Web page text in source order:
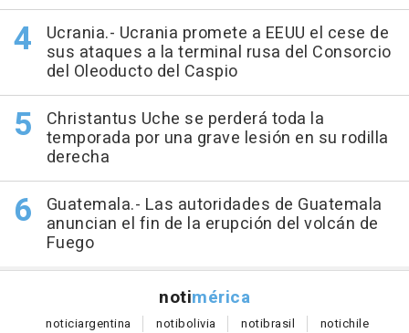
Ucrania.- Ucrania promete a EEUU el cese de
sus ataques a la terminal rusa del Consorcio
del Oleoducto del Caspio
Christantus Uche se perderá toda la
temporada por una grave lesión en su rodilla
derecha
Guatemala.- Las autoridades de Guatemala
anuncian el fin de la erupción del volcán de
Fuego
notimérica
noticiargentina notibolivia notibrasil notichile